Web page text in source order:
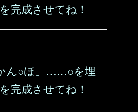
完成させてね！
ん○ほ」……○を埋
完成させてね！